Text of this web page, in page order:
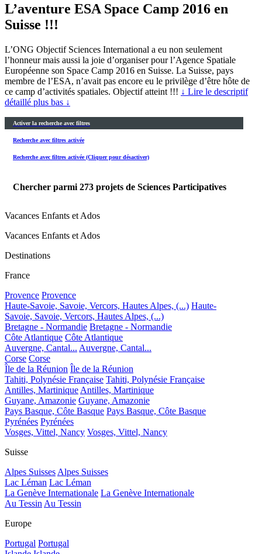
L’aventure ESA Space Camp 2016 en
Suisse !!!
L’ONG Objectif Sciences International a eu non seulement
l’honneur mais aussi la joie d’organiser pour l’Agence Spatiale
Européenne son Space Camp 2016 en Suisse. La Suisse, pays
membre de l’ESA, n’avait pas encore eu le privilège d’être hôte de
ce camp d’activités spatiales. Objectif atteint !!! ↓ Lire le descriptif
détaillé plus bas ↓
Activer la recherche avec filtres
Recherche avec filtres activée
Recherche avec filtres activée (Cliquer pour désactiver)
Chercher parmi 273 projets de Sciences Participatives
Vacances Enfants et Ados
Vacances Enfants et Ados
Destinations
France
Provence Provence
Haute-Savoie, Savoie, Vercors, Hautes Alpes, (...) Haute-
Savoie, Savoie, Vercors, Hautes Alpes, (...)
Bretagne - Normandie Bretagne - Normandie
Côte Atlantique Côte Atlantique
Auvergne, Cantal... Auvergne, Cantal...
Corse Corse
Île de la Réunion Île de la Réunion
Tahiti, Polynésie Française Tahiti, Polynésie Française
Antilles, Martinique Antilles, Martinique
Guyane, Amazonie Guyane, Amazonie
Pays Basque, Côte Basque Pays Basque, Côte Basque
Pyrénées Pyrénées
Vosges, Vittel, Nancy Vosges, Vittel, Nancy
Suisse
Alpes Suisses Alpes Suisses
Lac Léman Lac Léman
La Genève Internationale La Genève Internationale
Au Tessin Au Tessin
Europe
Portugal Portugal